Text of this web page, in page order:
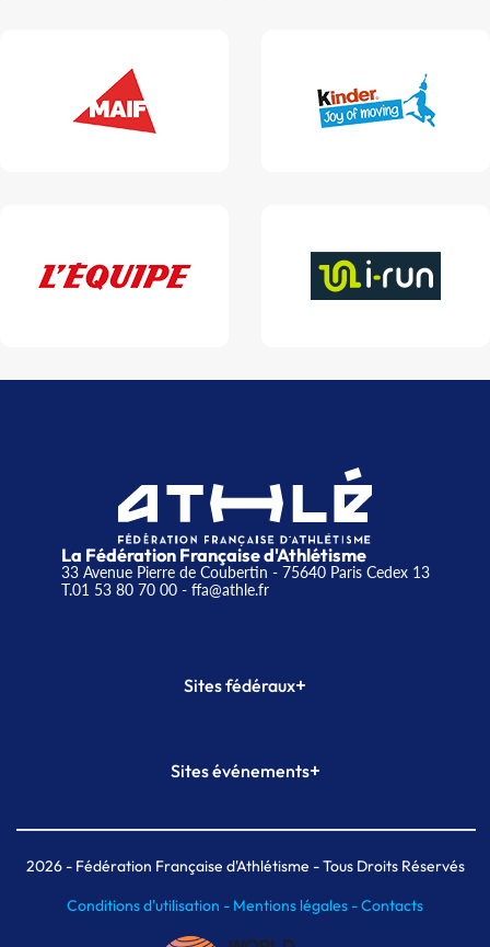
La Fédération Française d'Athlétisme
33 Avenue Pierre de Coubertin - 75640 Paris Cedex 13
T.01 53 80 70 00- ffa@athle.fr
Sites fédéraux+
Plateforme Formation
Sites événements+
Meeting de Paris indoor
MAIF Ekiden de Paris
2026- Fédération Française d'Athlétisme - Tous Droits Réservés
Conditions d'utilisation - Mentions légales -Contacts